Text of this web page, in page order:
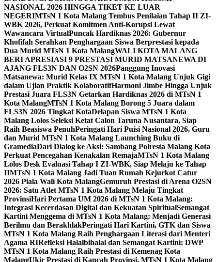
NASIONAL 2026 HINGGA TIKET KE LUAR
NEGERIMTsN 1 Kota Malang Tembus Penilaian Tahap II ZI-
WBK 2026, Perkuat Komitmen Anti-Korupsi Lewat
Wawancara VirtualPuncak Hardiknas 2026: Gubernur
Khofifah Serahkan Penghargaan Siswa Berprestasi kepada
Dua Murid MTsN 1 Kota MalangWALI KOTA MALANG
BERI APRESIASI 9 PRESTASI MURID MATSANEWA DI
AJANG FLS3N DAN O2SN 2026Panggung Inovasi
Matsanewa: Murid Kelas IX MTsN 1 Kota Malang Unjuk Gigi
dalam Ujian Praktik KolaboratifHarmoni Jimbe Hingga Unjuk
Prestasi Juara FLS3N Getarkan Hardiknas 2026 di MTsN 1
Kota MalangMTsN 1 Kota Malang Borong 5 Juara dalam
FLS3N 2026 Tingkat KotaDelapan Siswa MTsN 1 Kota
Malang Lolos Seleksi Ketat Calon Taruna Nusantara, Siap
Raih Beasiswa PenuhPeringati Hari Puisi Nasional 2026, Guru
dan Murid MTsN 1 Kota Malang Launching Buku di
GramediaDari Dialog ke Aksi: Sambang Polresta Malang Kota
Perkuat Pencegahan Kenakalan RemajaMTsN 1 Kota Malang
Lolos Desk Evaluasi Tahap I ZI-WBK, Siap Melaju ke Tahap
IIMTsN 1 Kota Malang Jadi Tuan Rumah Kejurkot Catur
2026 Piala Wali Kota MalangGemuruh Prestasi di Arena O2SN
2026: Satu Atlet MTsN 1 Kota Malang Melaju Tingkat
ProvinsiHari Pertama UM 2026 di MTsN 1 Kota Malang:
Integrasi Kecerdasan Digital dan Kekuatan SpiritualSemangat
Kartini Menggema di MTsN 1 Kota Malang: Menjadi Generasi
Berilmu dan BerakhlakPeringati Hari Kartini, GTK dan Siswa
MTsN 1 Kota Malang Raih Penghargaan Literasi dari Menteri
Agama RIRefleksi Halalbihalal dan Semangat Kartini: DWP
MTsN 1 Kota Malang Raih Prestasi di Kemenag Kota
MalangUkir Prestasi di Kancah Provinsi, MTsN 1 Kota Malang